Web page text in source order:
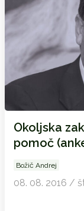
Okoljska
pomoč
Božič Andrej
08. 08. 2016 /